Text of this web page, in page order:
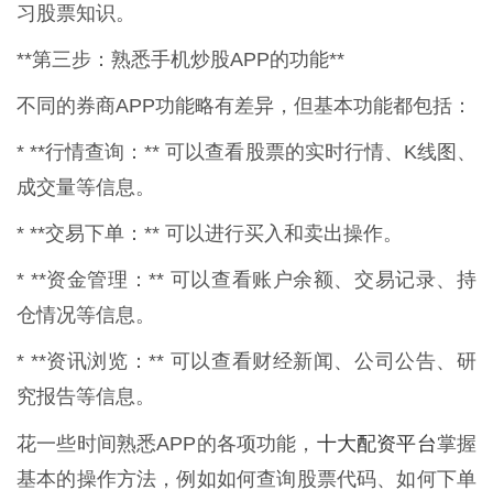
习股票知识。
**第三步：熟悉手机炒股APP的功能**
不同的券商APP功能略有差异，但基本功能都包括：
* **行情查询：** 可以查看股票的实时行情、K线图、
成交量等信息。
* **交易下单：** 可以进行买入和卖出操作。
* **资金管理：** 可以查看账户余额、交易记录、持
仓情况等信息。
* **资讯浏览：** 可以查看财经新闻、公司公告、研
究报告等信息。
花一些时间熟悉APP的各项功能， 十大配资平台掌握
基本的操作方法，例如如何查询股票代码、如何下单